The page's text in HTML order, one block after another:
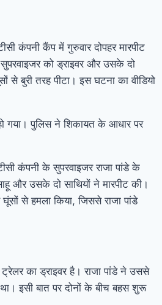
कंपनी कैंप में गुरुवार दोपहर मारपीट
को ड्राइवर और उसके दो
से बुरी तरह पीटा। इस घटना का वीडियो
गया। पुलिस ने शिकायत के आधार पर
कंपनी के सुपरवाइजर राजा पांडे के
और उसके दो साथियों ने मारपीट की।
से हमला किया, जिससे राजा पांडे
ट्रेलर का ड्राइवर है। राजा पांडे ने उससे
इसी बात पर दोनों के बीच बहस शुरू